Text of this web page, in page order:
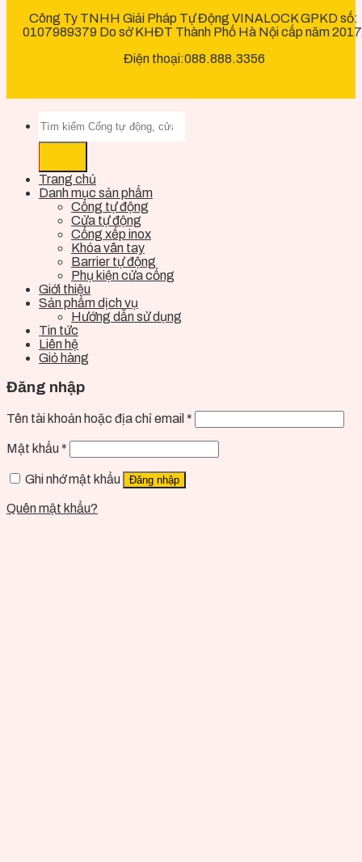
Công Ty TNHH Giải Pháp Tự Động VINALOCK GPKD số:
0107989379 Do sở KHĐT Thành Phố Hà Nội cấp năm
Điện thoại:088.888.3356
Trang chủ
Danh mục sản phẩm
Cổng tự động
Cửa tự động
Cổng xếp inox
Khóa vân tay
Barrier tự động
Phụ kiện cửa cổng
Giới thiệu
Sản phẩm dịch vụ
Hướng dẫn sử dụng
Tin tức
Liên hệ
Giỏ hàng
Đăng nhập
Tên tài khoản hoặc địa chỉ email *
Mật khẩu *
Ghi nhớ mật khẩu Đăng nhập
Quên mật khẩu?